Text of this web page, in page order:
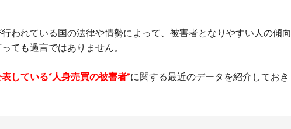
われている国の法律や情勢によって、被害者となりやすい人の傾向
ても過言ではありません。
している“人身売買の被害者”に関する最近のデータを紹介しておき